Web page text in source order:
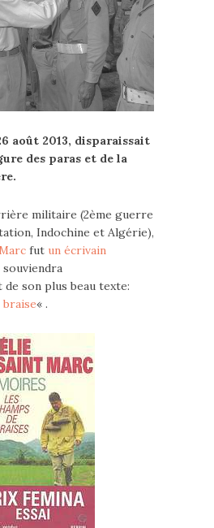
août 2013, disparaissait
des paras et de la
militaire (2ème guerre
Indochine et Algérie),
fut un écrivain
souviendra
son plus beau texte:
braise« .